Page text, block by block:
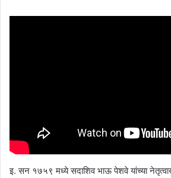
इ. सन १७५९ मध्ये सदाशिव भाऊ पेशवे यांच्या